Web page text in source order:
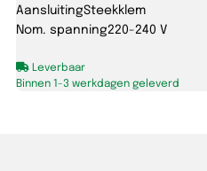
AansluitingSteekklem
Nom. spanning220-240 V
Leverbaar
Binnen 1-3 werkdagen geleverd